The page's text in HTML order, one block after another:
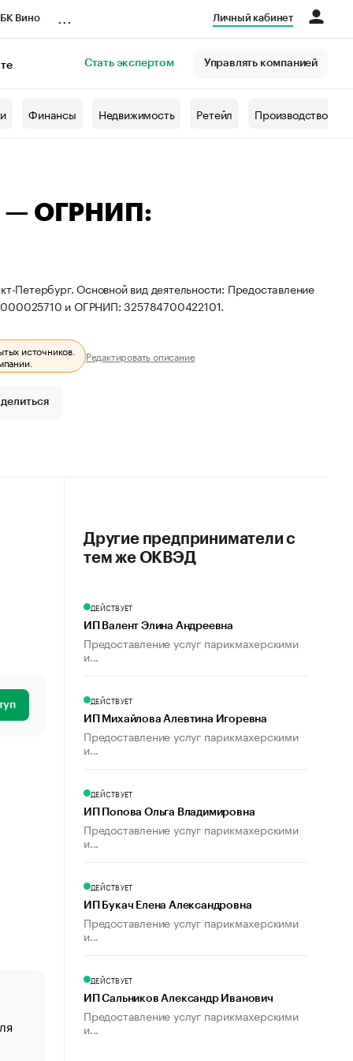
Вино Личный кабинет
Стать экспертом Управлять компанией
Финансы Недвижимость Ретейл Производство
— ОГРНИП:
Петербург. Основной вид деятельности: Предоставление
и ОГРНИП: 325784700422101.
источников.
Редактировать описание
«От спорта тело стареет иначе». Как живет глава
создавшей GTA
Другие предприниматели с
тем же ОКВЭД
ДЕЙСТВУЕТ
ИП Валент Элина Андреевна
Предоставление услуг парикмахерскими
и...
ДЕЙСТВУЕТ
ИП Михайлова Алевтина Игоревна
Предоставление услуг парикмахерскими
и...
ДЕЙСТВУЕТ
ИП Попова Ольга Владимировна
Предоставление услуг парикмахерскими
и...
ДЕЙСТВУЕТ
ИП Букач Елена Александровна
Предоставление услуг парикмахерскими
и...
ДЕЙСТВУЕТ
ИП Сальников Александр Иванович
Предоставление услуг парикмахерскими
и...